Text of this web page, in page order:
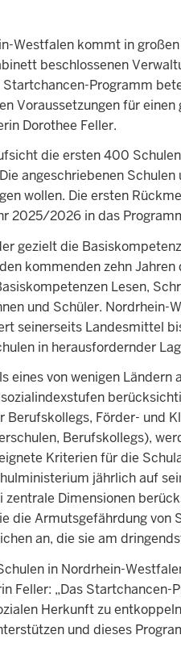
Westfalen kommt in
beschlossenen
Programm
Voraussetzungen für
Dorothee Feller.
die ersten 400
angeschriebenen
wollen. Die ersten
2025/2026 in das
gezielt die
kommenden zehn
Lesen,
und Schüler. Nordrhein-
seinerseits Landesmittel
in herausfordernder
eines von wenigen
Förder- und
Berufskollegs),
Kriterien für die
jährlich auf
Dimensionen
die Armutsgefährdung von
an, die sie am
in Nordrhein-
Feller: „Das
Herkunft zu
und dieses